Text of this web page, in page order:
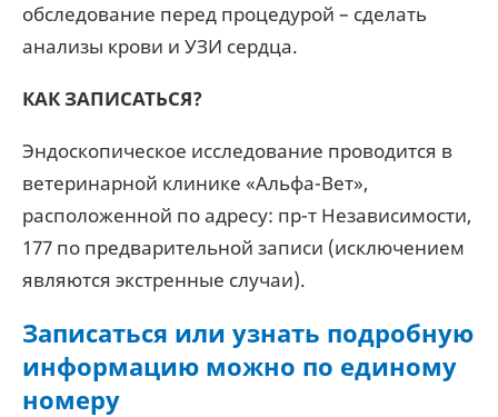
обследование перед процедурой – сделать
анализы крови и УЗИ сердца.
КАК ЗАПИСАТЬСЯ?
Эндоскопическое исследование проводится в
ветеринарной клинике «Альфа-Вет»,
расположенной по адресу: пр-т Независимости,
177 по предварительной записи (исключением
являются экстренные случаи).
Записаться или узнать подробную
информацию можно по единому
номеру